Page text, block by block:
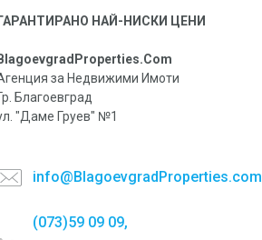
ГАРАНТИРАНО НАЙ-НИСКИ ЦЕНИ
BlagoevgradProperties.Com
за Недвижими Имоти
Благоевград
"Даме Груев" №1
info@BlagoevgradProperties.com
(073)59 09 09,